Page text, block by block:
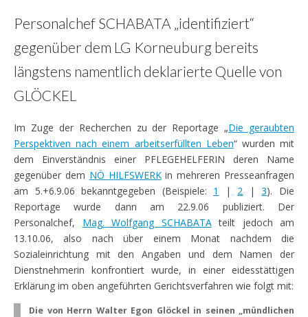
Personalchef SCHABATA „identifiziert“
gegenüber dem LG Korneuburg bereits
längstens namentlich deklarierte Quelle von
GLÖCKEL
Im Zuge der Recherchen zu der Reportage „Die geraubten
Perspektiven nach einem arbeitserfüllten Leben“ wurden mit
dem Einverständnis einer PFLEGEHELFERIN deren Name
gegenüber dem NÖ HILFSWERKin mehreren Presseanfragen
am 5.+6.9.06 bekanntgegeben (Beispiele: 1 | 2 |3). Die
Reportage wurde dann am 22.9.06 publiziert. Der
Personalchef, Mag. Wolfgang SCHABATAteilt jedoch am
13.10.06, also nach über einem Monat nachdem die
Sozialeinrichtung mit den Angaben und dem Namen der
Dienstnehmerin konfrontiert wurde, in einer eidesstättigen
Erklärung im oben angeführten Gerichtsverfahren wie folgt mit:
Die von Herrn Walter Egon Glöckel in seinen „mündlichen